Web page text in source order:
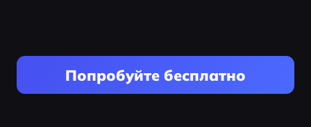
Попробуйте бесплатно